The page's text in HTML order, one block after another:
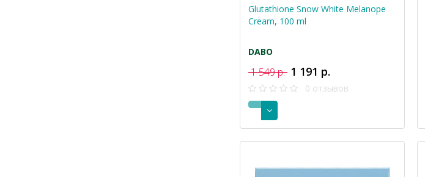
Glutathione Snow White Melanope
Cream, 100 ml
DABO
1 549 р. 1 191 р.
0 отзывов